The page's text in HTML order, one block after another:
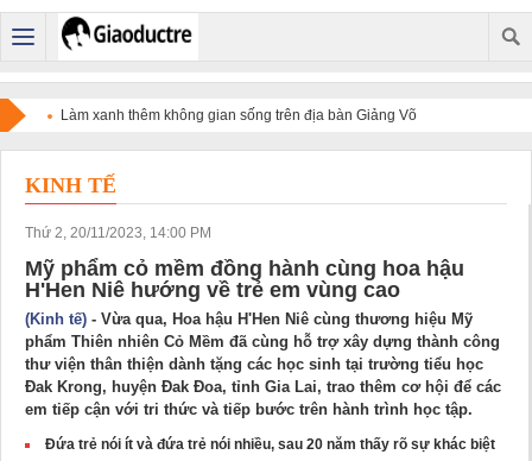
Làm xanh thêm không gian sống trên địa bàn Giảng Võ
KINH TẾ
Thứ 2, 20/11/2023, 14:00 PM
Mỹ phẩm cỏ mềm đồng hành cùng hoa hậu
H'Hen Niê hướng về trẻ em vùng cao
(Kinh tế) - Vừa qua, Hoa hậu H'Hen Niê cùng thương hiệu Mỹ
phẩm Thiên nhiên Cỏ Mềm đã cùng hỗ trợ xây dựng thành công
thư viện thân thiện dành tặng các học sinh tại trường tiểu học
Đak Krong, huyện Đak Đoa, tỉnh Gia Lai, trao thêm cơ hội để các
em tiếp cận với tri thức và tiếp bước trên hành trình học tập.
Đứa trẻ nói ít và đứa trẻ nói nhiều, sau 20 năm thấy rõ sự khác biệt